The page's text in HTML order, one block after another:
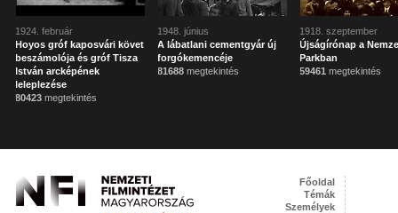
1924. február
Hoyos gróf kaposvári követ
beszámolója és gróf Tisza
István arcképének
leleplezése
80423 megtekintés
1948. június
A lábatlani cementgyár új
forgókemencéje
81688 megtekintés
1918. szeptember
Újságírónap a
Parkban
59461 megtekintés
Főoldal
Témák
Személyek